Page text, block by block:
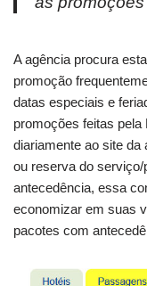
A agência procura
promoção
datas especiais e
promoções feitas
diariamente ao site
ou reserva do
antecedência, essa
economizar em suas
pacotes com